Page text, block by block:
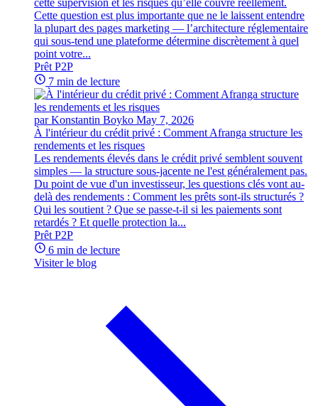
cette supervision et les risques qu’elle couvre réellement.
Cette question est plus importante que ne le laissent entendre
la plupart des pages marketing — l’architecture réglementaire
qui sous-tend une plateforme détermine discrètement à quel
point votre...
Prêt P2P
7 min de lecture
par Konstantin Boyko May 7, 2026
À l'intérieur du crédit privé : Comment Afranga structure les
rendements et les risques
Les rendements élevés dans le crédit privé semblent souvent
simples — la structure sous-jacente ne l'est généralement pas.
Du point de vue d'un investisseur, les questions clés vont au-
delà des rendements : Comment les prêts sont-ils structurés ?
Qui les soutient ? Que se passe-t-il si les paiements sont
retardés ? Et quelle protection la...
Prêt P2P
6 min de lecture
Visiter le blog